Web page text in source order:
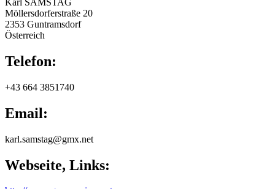
Karl SAMSTAG
Möllersdorferstraße 20
2353 Guntramsdorf
Österreich
Telefon:
+43 664 3851740
Email:
karl.samstag@gmx.net
Webseite, Links: